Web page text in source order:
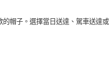
帽子。選擇當日送達、駕車送達